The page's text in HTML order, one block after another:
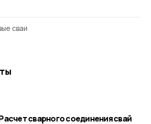
сваи
сварного соединения свай